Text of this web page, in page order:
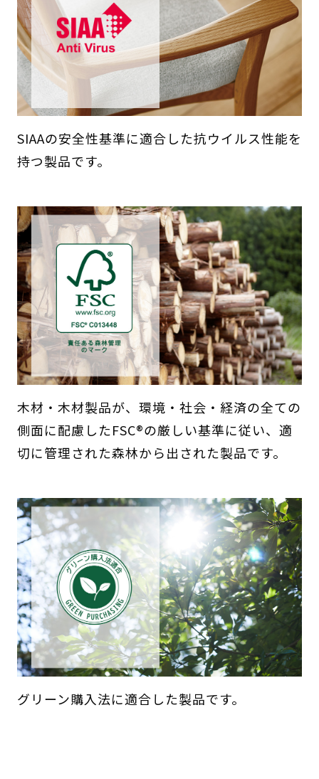
SIAAの安全性基準に適合した抗ウイルス性能を
持つ製品です。
木材・木材製品が、環境・社会・経済の全ての
側面に配慮したFSC®の厳しい基準に従い、適
切に管理された森林から出された製品です。
グリーン購入法に適合した製品です。